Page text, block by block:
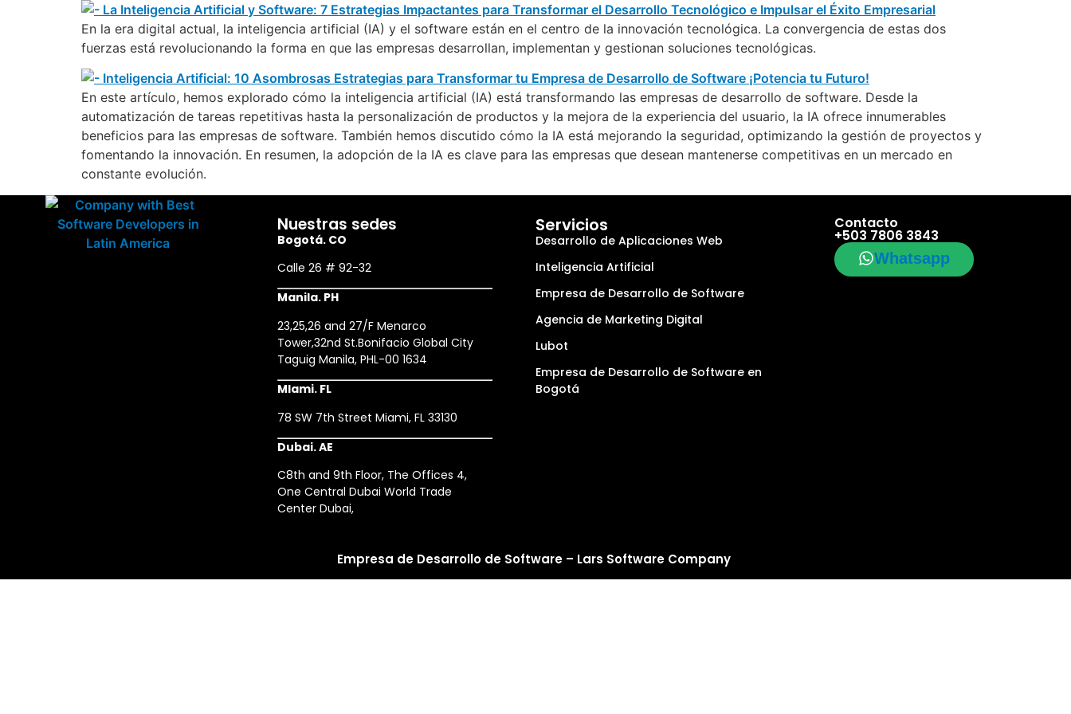
En la era digital actual, la inteligencia artificial (IA) y el software están en el centro de la innovación tecnológica. La convergencia de estas dos
fuerzas está revolucionando la forma en que las empresas desarrollan, implementan y gestionan soluciones tecnológicas.
En este artículo, hemos explorado cómo la inteligencia artificial (IA) está transformando las empresas de desarrollo de software. Desde la
automatización de tareas repetitivas hasta la personalización de productos y la mejora de la experiencia del usuario, la IA ofrece innumerables
beneficios para las empresas de software. También hemos discutido cómo la IA está mejorando la seguridad, optimizando la gestión de proyectos y
fomentando la innovación. En resumen, la adopción de la IA es clave para las empresas que desean mantenerse competitivas en un mercado en
constante evolución.
Nuestras sedes
Bogotá. CO
Calle 26 # 92-32
Manila. PH
23,25,26 and 27/F Menarco
Tower,32nd St.Bonifacio Global City
Taguig Manila, PHL-00 1634
MIami. FL
78 SW 7th Street Miami, FL 33130
Dubai. AE
C8th and 9th Floor, The Offices 4,
One Central Dubai World Trade
Center Dubai,
Servicios
Desarrollo de Aplicaciones Web
Inteligencia Artificial
Empresa de Desarrollo de Software
Agencia de Marketing Digital
Lubot
Empresa de Desarrollo de Software en
Bogotá
Contacto
+503 7806 3843
Whatsapp
Empresa de Desarrollo de Software – Lars Software Company